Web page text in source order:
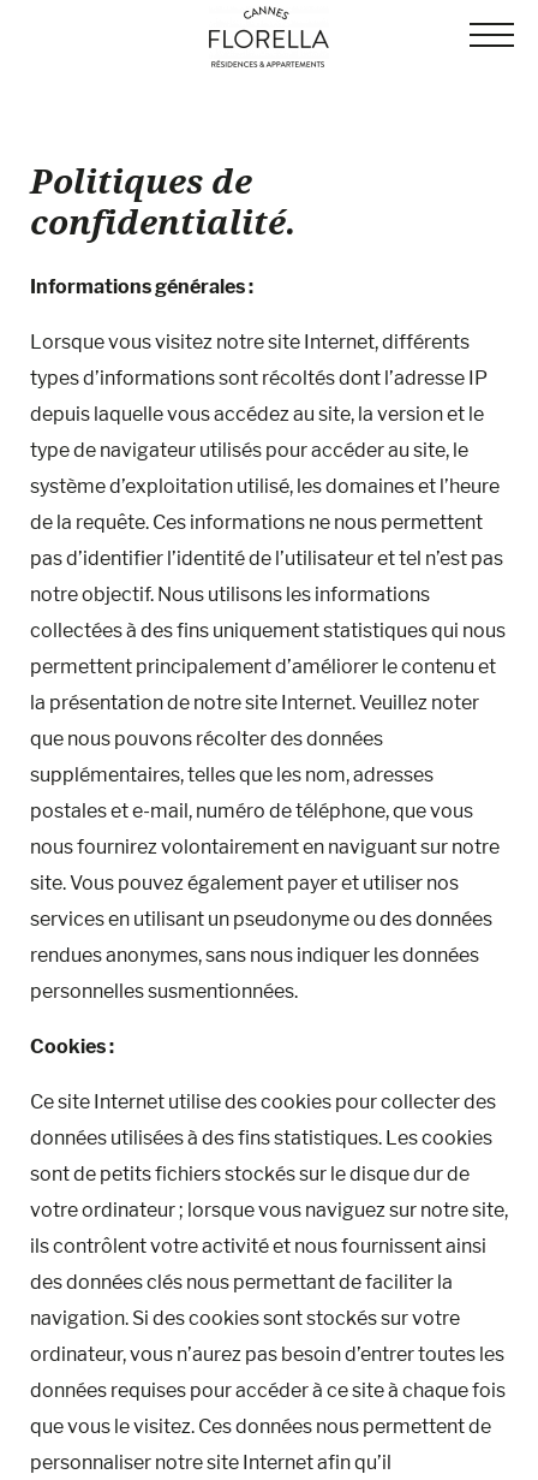
Politiques de
confidentialité.
Informations générales :
Lorsque vous visitez notre site Internet, différents
types d’informations sont récoltés dont l’adresse IP
depuis laquelle vous accédez au site, la version et le
type de navigateur utilisés pour accéder au site, le
système d’exploitation utilisé, les domaines et l’heure
de la requête. Ces informations ne nous permettent
pas d’identifier l’identité de l’utilisateur et tel n’est pas
notre objectif. Nous utilisons les informations
collectées à des fins uniquement statistiques qui nous
permettent principalement d’améliorer le contenu et
la présentation de notre site Internet. Veuillez noter
que nous pouvons récolter des données
supplémentaires, telles que les nom, adresses
postales et e-mail, numéro de téléphone, que vous
nous fournirez volontairement en naviguant sur notre
site. Vous pouvez également payer et utiliser nos
services en utilisant un pseudonyme ou des données
rendues anonymes, sans nous indiquer les données
personnelles susmentionnées.
Cookies :
Ce site Internet utilise des cookies pour collecter des
données utilisées à des fins statistiques. Les cookies
sont de petits fichiers stockés sur le disque dur de
votre ordinateur ; lorsque vous naviguez sur notre site,
ils contrôlent votre activité et nous fournissent ainsi
des données clés nous permettant de faciliter la
navigation. Si des cookies sont stockés sur votre
ordinateur, vous n’aurez pas besoin d’entrer toutes les
données requises pour accéder à ce site à chaque fois
que vous le visitez. Ces données nous permettent de
personnaliser notre site Internet afin qu’il
Panneau de gestion des cookies